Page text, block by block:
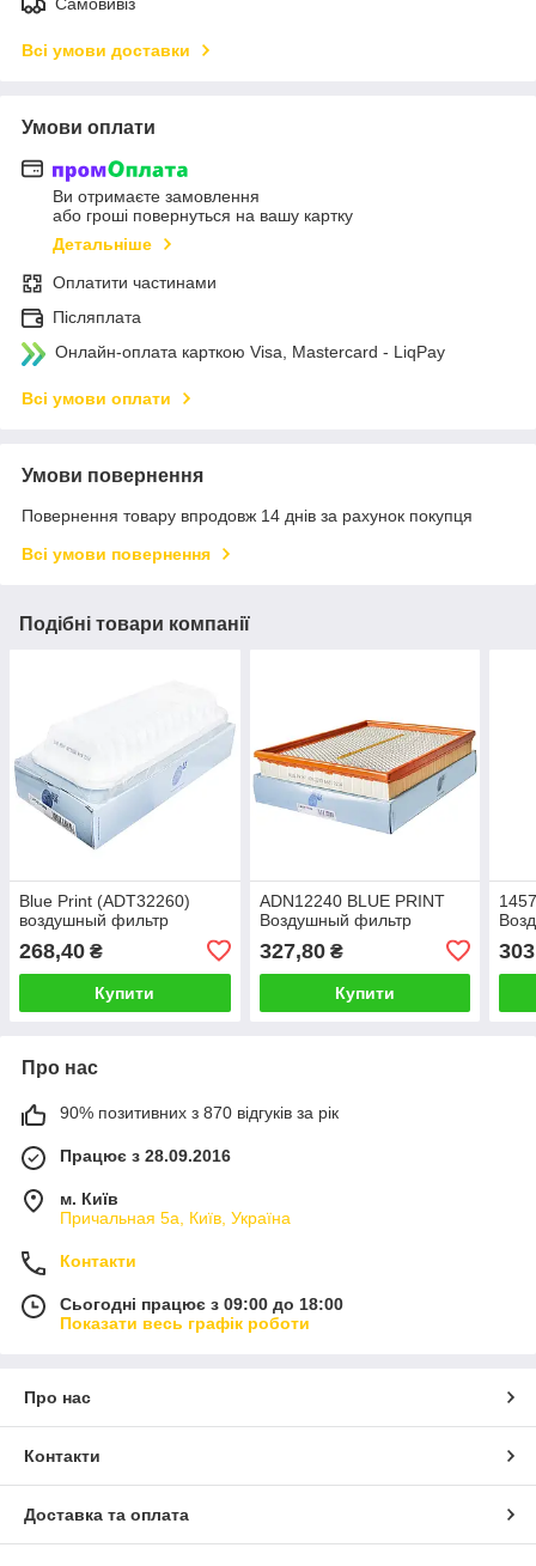
Всі умови доставки
Умови оплати
Ви отримаєте замовлення
або гроші повернуться на вашу картку
Детальніше
Оплатити частинами
Післяплата
Онлайн-оплата карткою Visa, Mastercard - LiqPay
Всі умови оплати
Умови повернення
Повернення товару впродовж 14 днів за рахунок покупця
Всі умови повернення
Подібні товари компанії
Blue Print (ADT32260)
воздушный фильтр
268,40 ₴
Купити
ADN12240 BLUE PRINT
Воздушный фильтр
327,80₴
Купити
Про нас
90% позитивних з 870 відгуків за рік
Працює з 28.09.2016
м. Київ
Причальная 5а, Київ, Україна
Контакти
Сьогодні працює з 09:00 до 18:00
Показати весь графік роботи
Про нас
Контакти
Доставка та оплата